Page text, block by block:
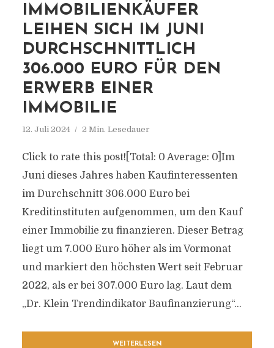
IMMOBILIENKÄUFER
LEIHEN SICH IM JUNI
DURCHSCHNITTLICH
306.000 EURO FÜR DEN
ERWERB EINER
IMMOBILIE
12. Juli 2024 2 Min. Lesedauer
Click to rate this post![Total: 0 Average: 0]Im
Juni dieses Jahres haben Kaufinteressenten
im Durchschnitt 306.000 Euro bei
Kreditinstituten aufgenommen, um den Kauf
einer Immobilie zu finanzieren. Dieser Betrag
liegt um 7.000 Euro höher als im Vormonat
und markiert den höchsten Wert seit Februar
2022, als er bei 307.000 Euro lag. Laut dem
„Dr. Klein Trendindikator Baufinanzierung“...
WEITERLESEN